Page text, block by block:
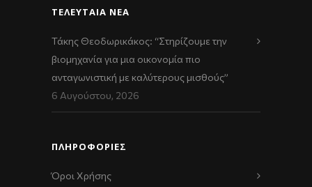
ΤΕΛΕΥΤΑΊΑ ΝΈΑ
Τάκης Θεοδωρικάκος: “Στηρίζουμε την
βιομηχανία για μια οικονομία πιο
ανταγωνιστική με καλύτερους μισθούς”
6 Αυγούστου, 2026
ΠΛΗΡΟΦΟΡΙΕΣ
Όροι Χρήσης